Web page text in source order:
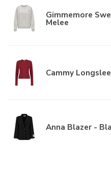
Gimmemore
Melee
Cammy
Anna Blazer -